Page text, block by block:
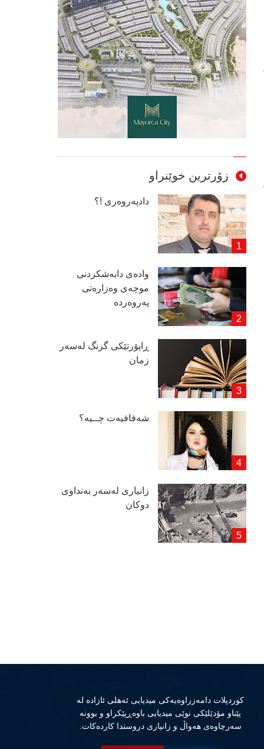
زۆرترین خوێنراو
دادپەروەری !؟
وادەی دابەشكردنی
موچەی وەزارەتی
پەروەردە
ڕاپۆرتێكی گرنگ لەسەر
زمان
شەفافیەت چــیە؟
زانیاری لەسەر بەنداوی
دوكان
كوردپلات دامەزراوەیەكی میدیایی ئەهلی ئازادە لە
پێناو مۆدێلێكی نوێی میدیایی باوەڕپێكراو و بوونە
سەرچاوەی هەواڵ و زانیاری دروستدا كاردەكات.